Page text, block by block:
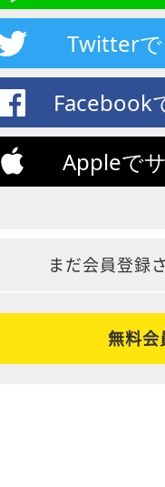
Twitter
Facebook
Appleで
まだ会員登録
無料会